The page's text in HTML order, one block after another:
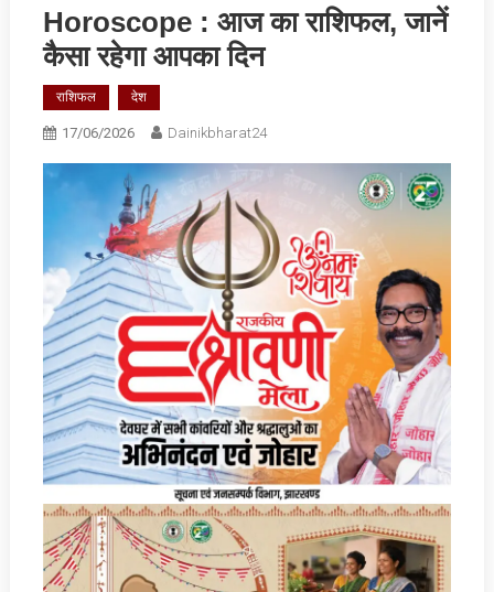
Horoscope : आज का राशिफल, जानें
कैसा रहेगा आपका दिन
राशिफल देश
17/06/2026 Dainikbharat24